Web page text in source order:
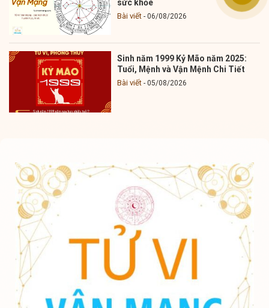
sức khỏe
Bài viết 06/08/2026
Sinh năm 1999 Kỷ Mão năm 2025:
Tuổi, Mệnh và Vận Mệnh Chi Tiết
Bài viết 05/08/2026